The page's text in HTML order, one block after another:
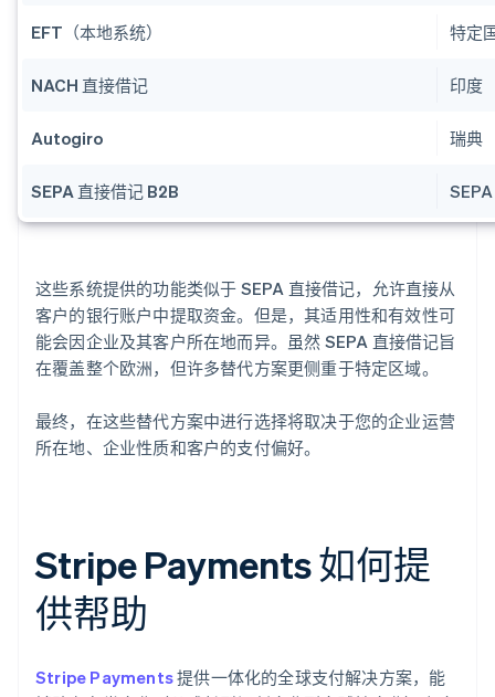
EFT（本地系统） 特定
NACH 直接借记 印度
Autogiro 瑞典
SEPA 直接借记 B2B
这些系统提供的功能类似于 SEPA 直接借记，允许直接从
客户的银行账户中提取资金。但是，其适用性和有效性可
能会因企业及其客户所在地而异。虽然 SEPA 直接借记旨
在覆盖整个欧洲，但许多替代方案更侧重于特定区域。
最终，在这些替代方案中进行选择将取决于您的企业运营
所在地、企业性质和客户的支付偏好。
Stripe Payments 如何提
供帮助
Stripe Payments提供一体化的全球支付解决方案，能